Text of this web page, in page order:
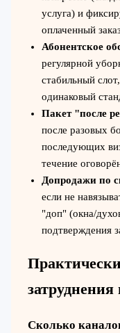
услуга) и
оплаченный
Абонентское
регулярной
стабильный
одинаковый
Пакет "после
после разовых
последующих
течение
Допродажи по
если не
"доп" (окна/
подтверждения
Сколько